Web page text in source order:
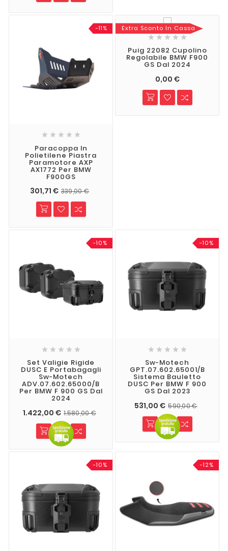
-11%
    
Paracoppa In
Polietilene Piastra
Paramotore AXP
AX1772 Per BMW
F900GS
301,71 € 339,00 €
Extra Sconto In Cassa
    
Puig 22082 Cupolino
Regolabile BMW F900
GS Dal 2024
0,00 €
-10%
    
Set Valigie Rigide
DUSC E Portabagagli
Sw-Motech
ADV.07.602.65000/B
Per BMW F 900 GS Dal
2024
1.422,00 € 1.580,00 €
-10%
    
Sw-Motech
GPT.07.602.65001/B
Sistema Bauletto
DUSC Per BMW F 900
GS Dal 2023
531,00 € 590,00 €
-10% -12%